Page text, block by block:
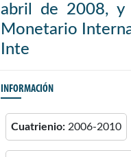
abril de 2008, y
Monetario
Inte
INFORMACIÓN
Cuatrienio: 2006-2010